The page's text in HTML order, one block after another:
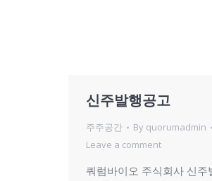
신주발행공고
주주공간 By quorumadmin
Leave a comment
쿼럼바이오 주식회사 신